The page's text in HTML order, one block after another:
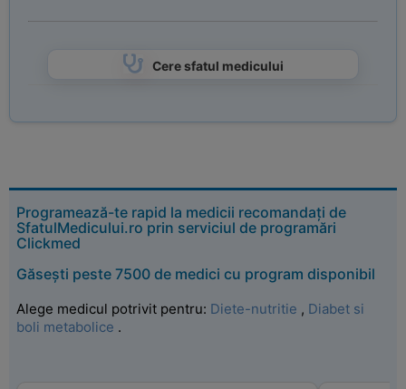
Cere sfatul medicului
Programează-te rapid la medicii recomandați de
SfatulMedicului.ro prin serviciul de programări
Clickmed
Găsești peste 7500 de medici cu program disponibil
Alege medicul potrivit pentru: Diete-nutritie , Diabet si
boli metabolice .